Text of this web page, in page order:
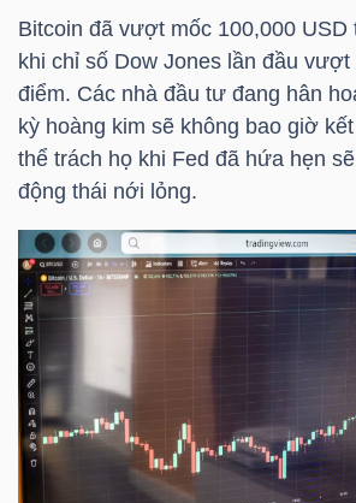
Bitcoin đã vượt mốc 100,000 USD
khi chỉ số Dow Jones lần đầu vượt
điểm. Các nhà đầu tư đang hân
kỳ hoàng kim sẽ không bao giờ
thể trách họ khi Fed đã hứa hẹn
động thái nới lỏng.
CHÍNH
HÀNG